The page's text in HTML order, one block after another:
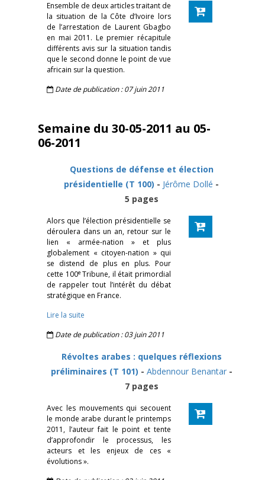
Ensemble de deux articles traitant de
la situation de la Côte d’Ivoire lors
de l’arrestation de Laurent Gbagbo
en mai 2011. Le premier récapitule
différents avis sur la situation tandis
que le second donne le point de vue
africain sur la question.
Date de publication : 07 juin 2011
Semaine du 30-05-2011 au 05-
06-2011
Questions de défense et élection
présidentielle (T 100) - Jérôme Dollé -
5 pages
Alors que l’élection présidentielle se
déroulera dans un an, retour sur le
lien « armée-nation » et plus
globalement « citoyen-nation » qui
se distend de plus en plus. Pour
cette 100eTribune, il était primordial
de rappeler tout l’intérêt du débat
stratégique en France.
Lire la suite
Date de publication : 03 juin 2011
Révoltes arabes : quelques réflexions
préliminaires (T 101) - Abdennour Benantar-
7 pages
Avec les mouvements qui secouent
le monde arabe durant le printemps
2011, l’auteur fait le point et tente
d’approfondir le processus, les
acteurs et les enjeux de ces «
évolutions ».